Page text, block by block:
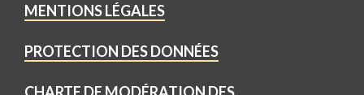
MENTIONS LÉGALES
PROTECTION DES DONNÉES